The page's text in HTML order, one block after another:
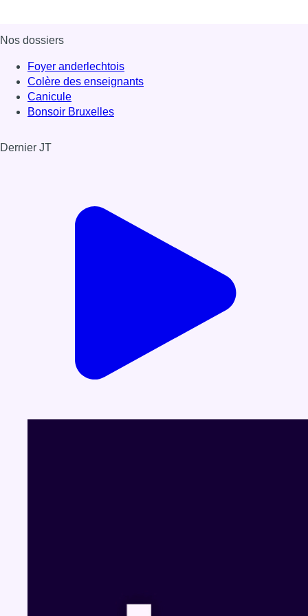
Nos dossiers
Foyer anderlechtois
Colère des enseignants
Canicule
Bonsoir Bruxelles
Dernier JT